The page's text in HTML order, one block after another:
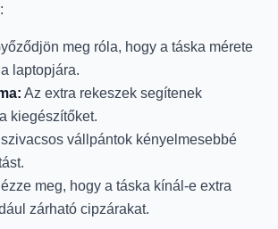
meg róla, hogy a táska mérete
laptopjára.
Az extra rekeszek segítenek
kiegészítőket.
vállpántok kényelmesebbé
meg, hogy a táska kínál-e extra
zárható cipzárakat.